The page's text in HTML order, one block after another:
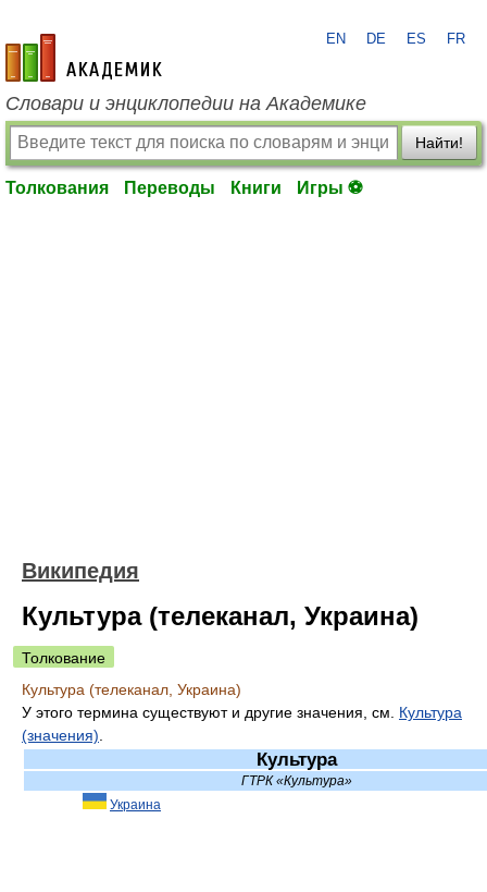
academic.ru
EN DE ES FR
Словари и энциклопедии на Академике
Найти!
Толкования Переводы Книги Игры ⚽
Википедия
Культура (телеканал, Украина)
Толкование
Культура (телеканал, Украина)
У этого термина существуют и другие значения, см. Культура
(значения)
Культура
ГТРК «Культура»
Украина